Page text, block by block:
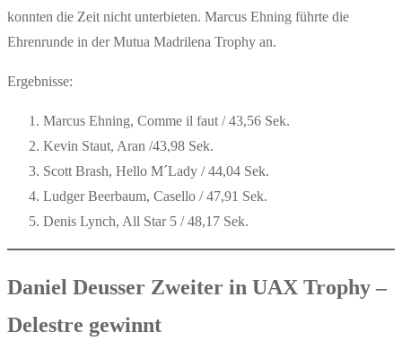
konnten die Zeit nicht unterbieten. Marcus Ehning führte die
Ehrenrunde in der Mutua Madrilena Trophy an.
Ergebnisse:
Marcus Ehning, Comme il faut / 43,56 Sek.
Kevin Staut, Aran /43,98 Sek.
Scott Brash, Hello M´Lady / 44,04 Sek.
Ludger Beerbaum, Casello / 47,91 Sek.
Denis Lynch, All Star 5 / 48,17 Sek.
Daniel Deusser Zweiter in UAX Trophy –
Delestre gewinnt